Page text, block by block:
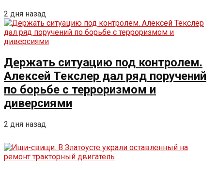
2 дня назад
Держать ситуацию под контролем.
Алексей Текслер дал ряд поручений
по борьбе с терроризмом и
диверсиями
2 дня назад